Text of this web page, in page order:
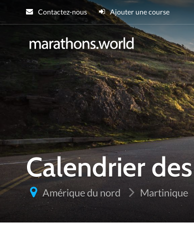
Contactez-nous Ajouter une course
Calendrier
Amérique du nord Martinique